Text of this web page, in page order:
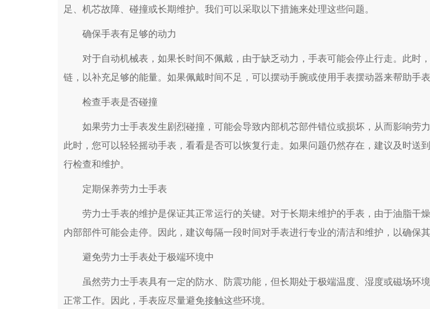
足、机芯故障、碰撞或长期维护。我们可以采取以下措施来处理这些问题。
确保手表有足够的动力
对于自动机械表，如果长时间不佩戴，由于缺乏动力，手表可能会停止行走。此时
链，以补充足够的能量。如果佩戴时间不足，可以摆动手腕或使用手表摆动器来帮助手表
检查手表是否碰撞
如果劳力士手表发生剧烈碰撞，可能会导致内部机芯部件错位或损坏，从而影响劳力
此时，您可以轻轻摇动手表，看看是否可以恢复行走。如果问题仍然存在，建议及时送
行检查和维护。
定期保养劳力士手表
劳力士手表的维护是保证其正常运行的关键。对于长期未维护的手表，由于油脂干燥
内部部件可能会走停。因此，建议每隔一段时间对手表进行专业的清洁和维护，以确保其
避免劳力士手表处于极端环境中
虽然劳力士手表具有一定的防水、防震功能，但长期处于极端温度、湿度或磁场环
正常工作。因此，手表应尽量避免接触这些环境。